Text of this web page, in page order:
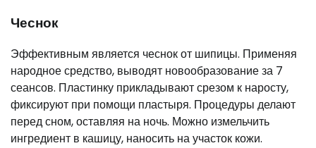
Чеснок
Эффективным является чеснок от шипицы. Применяя
народное средство, выводят новообразование за 7
сеансов. Пластинку прикладывают срезом к наросту,
фиксируют при помощи пластыря. Процедуры делают
перед сном, оставляя на ночь. Можно измельчить
ингредиент в кашицу, наносить на участок кожи.